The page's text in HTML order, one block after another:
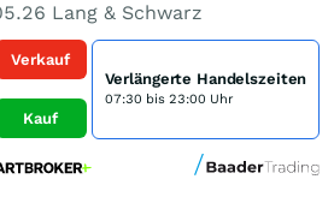
Lang & Schwarz
Verkauf
Kauf
Verlängerte Handelszeiten
07:30 bis 23:00 Uhr